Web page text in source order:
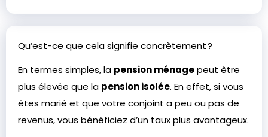
Qu’est-ce que cela signifie concrètement ?
En termes simples, la pension ménagepeut être
plus élevée que la pension isolée. En effet, si vous
êtes marié et que votre conjoint a peu ou pas de
revenus, vous bénéficiez d’un taux plus avantageux.